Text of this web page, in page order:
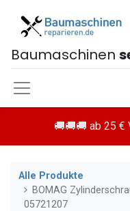
Baumaschinen
🚚🚚🚚 ab 25 €
Alle Produkte
BOMAG
05721207